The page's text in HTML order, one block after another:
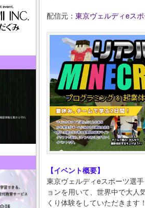
配信元： 東京ヴェルディeス
【イベント概要】
東京ヴェルディeスポーツ選
ョンを用いて、世界中で大人
くり体験をしていただきます